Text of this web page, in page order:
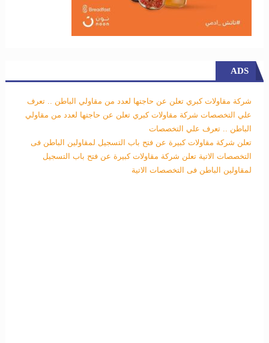
ADS
شركة مقاولات كبري تعلن عن حاجتها لعدد من مقاولي الباطن .. تعرف
علي التخصصات شركة مقاولات كبري تعلن عن حاجتها لعدد من مقاولي
الباطن .. تعرف علي التخصصات
تعلن شركة مقاولات كبيرة عن فتح باب التسجيل لمقاولين الباطن فى
التخصصات الاتية تعلن شركة مقاولات كبيرة عن فتح باب التسجيل
لمقاولين الباطن فى التخصصات الاتية